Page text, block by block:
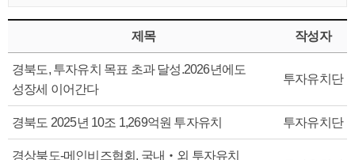
제목 작성자
경북도, 투자유치 목표 초과 달성.2026년에도
성장세 이어간다
투자유치단
경북도 2025년 10조 1,269억원 투자유치 투자유치단
경상북도-메인비즈협회, 국내‧외 투자유치